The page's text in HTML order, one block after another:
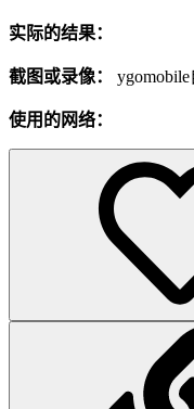
实际的结果：
截图或录像：
使用的网络：